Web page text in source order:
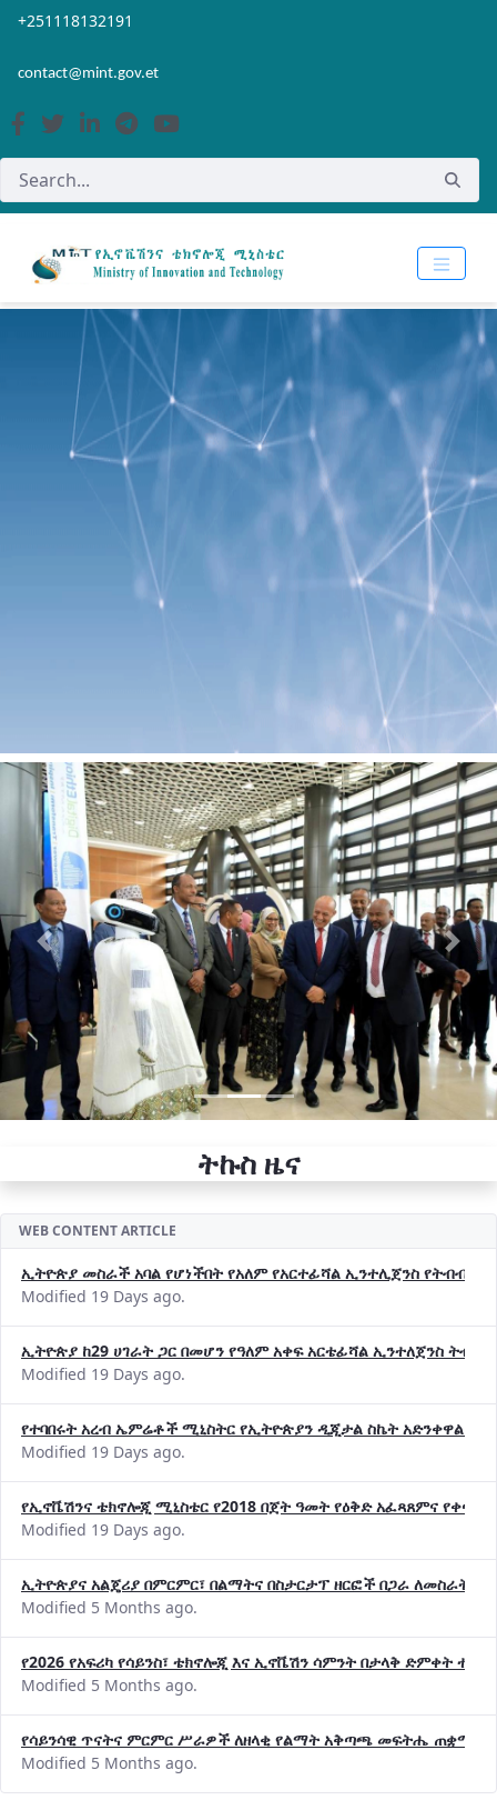
Skip to Main Content
Open Accessibility Menu
+251118132191
contact@mint.gov.et
Previous Next
ኢትዮጵያ መስራች አባል የሆነችበት የአለም የአርተፊሻል ኢንተሊጀንስ የትብብር
Modified 19 Days ago.
ኢትዮጵያ ከ29 ሀገራት ጋር በመሆን የዓለም አቀፍ አርቴፊሻል ኢንተለጀንስ
Modified 19 Days ago.
የተባበሩት አረብ ኤምሬቶች ሚኒስትር የኢትዮጵያን ዲጂታል ስኬት አድንቀዋል
Modified 19 Days ago.
የኢኖቬሽንና ቴክኖሎጂ ሚኒስቴር የ2018 በጀት ዓመት የዕቅድ አፈጻጸምና
Modified 19 Days ago.
ኢትዮጵያና አልጄሪያ በምርምር፣ በልማትና በስታርታፕ ዘርፎች በጋራ ለመስራት
Modified 5 Months ago.
የ2026 የአፍሪካ የሳይንስ፣ ቴክኖሎጂ እና ኢኖቬሽን ሳምንት በታላቅ ድምቀት
Modified 5 Months ago.
የሳይንሳዊ ጥናትና ምርምር ሥራዎች ለዘላቂ የልማት አቅጣጫ መፍትሔ ጠቋሚ
Modified 5 Months ago.